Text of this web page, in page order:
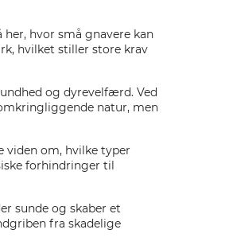
hvor små gnavere kan
hvilket stiller store krav
og dyrevelfærd. Ved
natur, men
viden om, hvilke typer
forhindringer til
sunde og skaber et
fra skadelige